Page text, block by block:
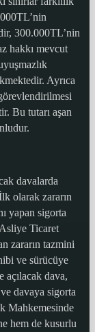
300.000TL’nin
hakkı mevcut
Ayrıca
Bu tutarı aşan
davalarda
olarak zararın
yapan sigorta
Ticaret
zararın tazmini
ve sürücüye
açılacak dava,
davaya sigorta
Mahkemesinde
hem de kusurlu